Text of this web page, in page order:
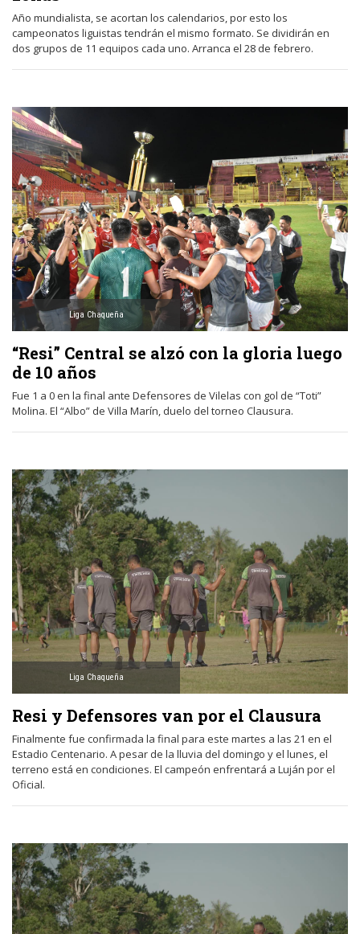
Año mundialista, se acortan los calendarios, por esto los
campeonatos liguistas tendrán el mismo formato. Se dividirán en
dos grupos de 11 equipos cada uno. Arranca el 28 de febrero.
Liga Chaqueña
“Resi” Central se alzó con la gloria luego
de 10 años
Fue 1 a 0 en la final ante Defensores de Vilelas con gol de “Toti”
Molina. El “Albo” de Villa Marín, duelo del torneo Clausura.
Liga Chaqueña
Resi y Defensores van por el Clausura
Finalmente fue confirmada la final para este martes a las 21 en el
Estadio Centenario. A pesar de la lluvia del domingo y el lunes, el
terreno está en condiciones. El campeón enfrentará a Luján por el
Oficial.